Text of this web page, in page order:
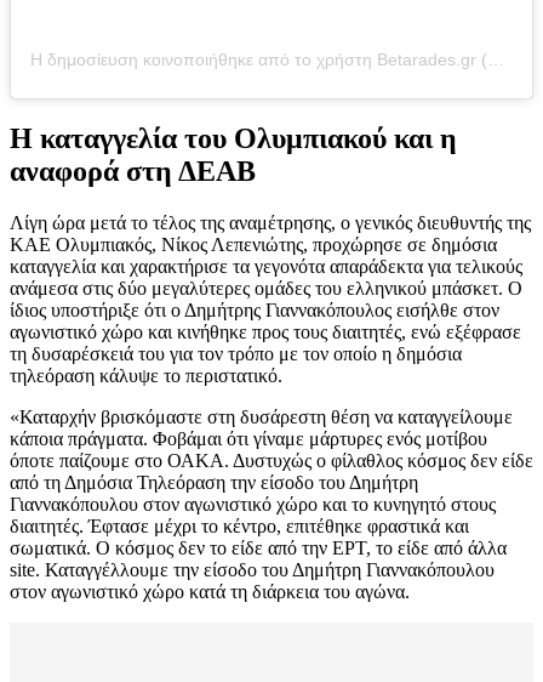
Η καταγγελία του Ολυμπιακού και η
αναφορά στη ΔΕΑΒ
Λίγη ώρα μετά το τέλος της αναμέτρησης, ο γενικός διευθυντής της
ΚΑΕ Ολυμπιακός, Νίκος Λεπενιώτης, προχώρησε σε δημόσια
καταγγελία και χαρακτήρισε τα γεγονότα απαράδεκτα για τελικούς
ανάμεσα στις δύο μεγαλύτερες ομάδες του ελληνικού μπάσκετ. Ο
ίδιος υποστήριξε ότι ο Δημήτρης Γιαννακόπουλος εισήλθε στον
αγωνιστικό χώρο και κινήθηκε προς τους διαιτητές, ενώ εξέφρασε
τη δυσαρέσκειά του για τον τρόπο με τον οποίο η δημόσια
τηλεόραση κάλυψε το περιστατικό.
«Καταρχήν βρισκόμαστε στη δυσάρεστη θέση να καταγγείλουμε
κάποια πράγματα. Φοβάμαι ότι γίναμε μάρτυρες ενός μοτίβου
όποτε παίζουμε στο ΟΑΚΑ. Δυστυχώς ο φίλαθλος κόσμος δεν είδε
από τη Δημόσια Τηλεόραση την είσοδο του Δημήτρη
Γιαννακόπουλου στον αγωνιστικό χώρο και το κυνηγητό στους
διαιτητές. Έφτασε μέχρι το κέντρο, επιτέθηκε φραστικά και
σωματικά. Ο κόσμος δεν το είδε από την ΕΡΤ, το είδε από άλλα
site. Καταγγέλλουμε την είσοδο του Δημήτρη Γιαννακόπουλου
στον αγωνιστικό χώρο κατά τη διάρκεια του αγώνα.